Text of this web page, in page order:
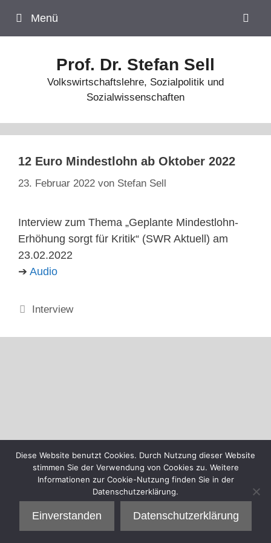
Inhalt
springen
Menü
Prof. Dr. Stefan Sell
Volkswirtschaftslehre, Sozialpolitik und
Sozialwissenschaften
12 Euro Mindestlohn ab Oktober 2022
23. Februar 2022 von Stefan Sell
Interview zum Thema „Geplante Mindestlohn-
Erhöhung sorgt für Kritik“ (SWR Aktuell) am
23.02.2022
➔ Audio
Kategorien
Interview
Diese Website benutzt Cookies. Durch Nutzung dieser Website
stimmen Sie der Verwendung von Cookies zu. Weitere
Informationen zur Cookie-Nutzung finden Sie in der
Datenschutzerklärung.
Einverstanden Datenschutzerklärung